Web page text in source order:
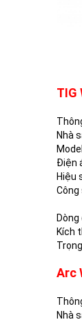
TIG
Nhà
Model
Điện
Hiệu
Công
Kích
Arc
Nhà